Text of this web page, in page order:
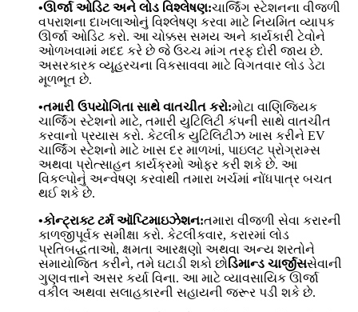
•ઊર્જા ઓડિટ અને લોડ વિશ્લેષણ:ચાર્જિંગ સ્ટેશનના વીજળી
વપરાશના દાખલાઓનું વિશ્લેષણ કરવા માટે નિયમિત વ્યાપક
ઊર્જા ઓડિટ કરો. આ ચોક્કસ સમય અને કાર્યકારી ટેવોને
ઓળખવામાં મદદ કરે છે જે ઉચ્ચ માંગ તરફ દોરી જાય છે.
અસરકારક વ્યૂહરચના વિકસાવવા માટે વિગતવાર લોડ ડેટા
મૂળભૂત છે.
•તમારી ઉપયોગિતા સાથે વાતચીત કરો:મોટા વાણિજ્યિક
ચાર્જિંગ સ્ટેશનો માટે, તમારી યુટિલિટી કંપની સાથે વાતચીત
કરવાનો પ્રયાસ કરો. કેટલીક યુટિલિટીઝ ખાસ કરીને EV
ચાર્જિંગ સ્ટેશનો માટે ખાસ દર માળખાં, પાઇલટ પ્રોગ્રામ્સ
અથવા પ્રોત્સાહન કાર્યક્રમો ઓફર કરી શકે છે. આ
વિકલ્પોનું અન્વેષણ કરવાથી તમારા ખર્ચમાં નોંધપાત્ર બચત
થઈ શકે છે.
•કોન્ટ્રાક્ટ ટર્મ ઑપ્ટિમાઇઝેશન:તમારા વીજળી સેવા કરારની
કાળજીપૂર્વક સમીક્ષા કરો. કેટલીકવાર, કરારમાં લોડ
પ્રતિબદ્ધતાઓ, ક્ષમતા આરક્ષણો અથવા અન્ય શરતોને
સમાયોજિત કરીને, તમે ઘટાડી શકો છોડિમાન્ડ ચાર્જીસસેવાની
ગુણવત્તાને અસર કર્યા વિના. આ માટે વ્યાવસાયિક ઊર્જા
વકીલ અથવા સલાહકારની સહાયની જરૂર પડી શકે છે.